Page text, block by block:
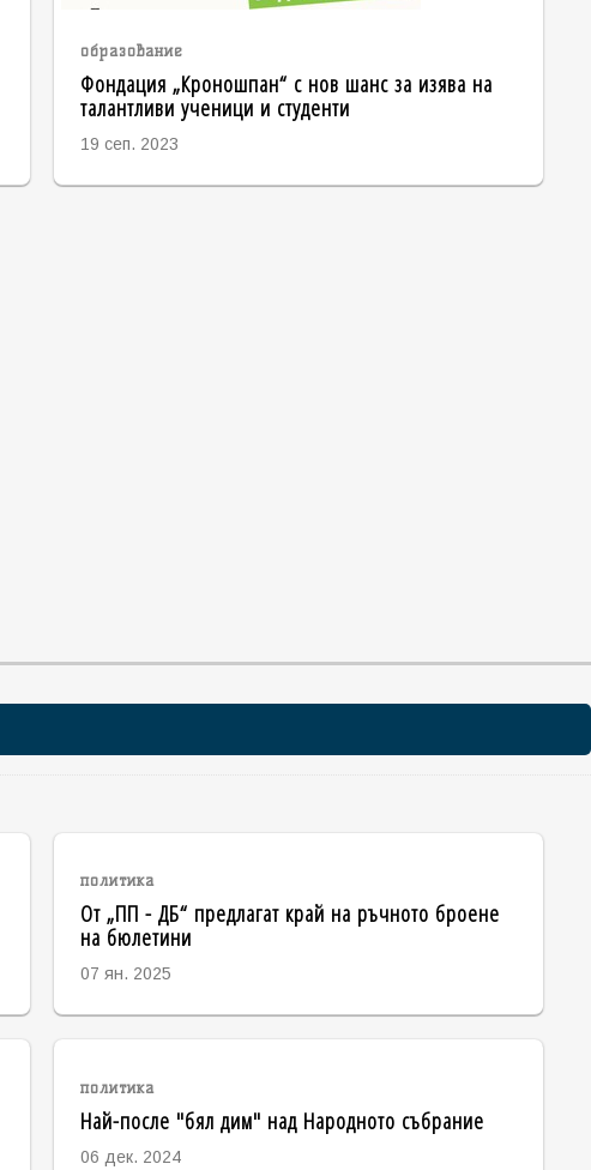
образование
Фондация „Кроношпан“ с нов шанс за изява на
талантливи ученици и студенти
19 сеп. 2023
политика
От „ПП - ДБ“ предлагат край на ръчното броене
на бюлетини
07 ян. 2025
политика
Най-после "бял дим" над Народното събрание
06 дек. 2024